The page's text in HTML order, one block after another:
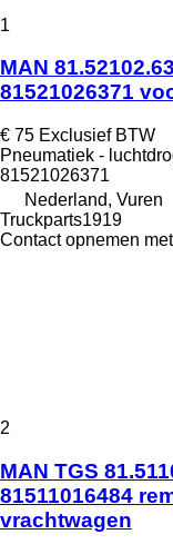
1
MAN
81521026371
€ 75 Exclusief BTW
Pneumatiek -
81521026371
Nederland, Vuren
Truckparts1919
Contact opnemen
2
MAN TGS
81511016484
vrachtwagen